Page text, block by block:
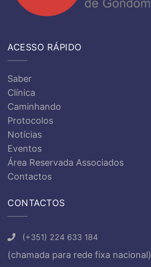
ACESSO RÁPIDO
Saber
Clínica
Caminhando
Protocolos
Notícias
Eventos
Área Reservada Associados
Contactos
CONTACTOS
(+351) 224 633 184
(chamada para rede fixa nacional)